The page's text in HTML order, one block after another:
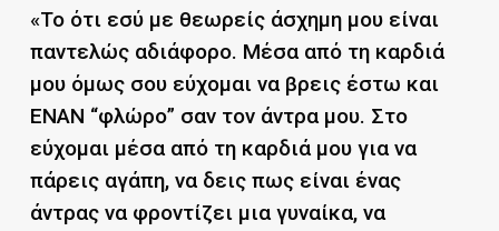
«Το ότι εσύ με θεωρείς άσχημη μου είναι
παντελώς αδιάφορο. Μέσα από τη καρδιά
μου όμως σου εύχομαι να βρεις έστω και
ΕΝΑΝ “φλώρο” σαν τον άντρα μου. Στο
εύχομαι μέσα από τη καρδιά μου για να
πάρεις αγάπη, να δεις πως είναι ένας
άντρας να φροντίζει μια γυναίκα, να